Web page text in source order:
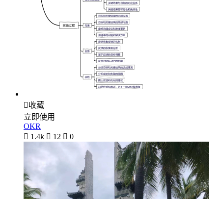
收藏
立即使用
OKR
 1.4k  12  0